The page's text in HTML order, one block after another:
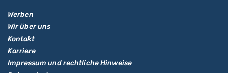
Werben
Wir über uns
Kontakt
Karriere
Impressum und rechtliche Hinweise